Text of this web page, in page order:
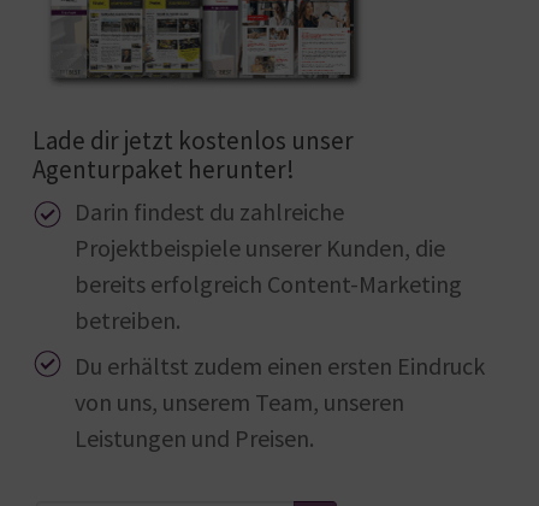
Lade dir jetzt kostenlos unser
Agenturpaket herunter!
Darin findest du zahlreiche
Projektbeispiele unserer Kunden, die
bereits erfolgreich Content-Marketing
betreiben.
Du erhältst zudem einen ersten Eindruck
von uns, unserem Team, unseren
Leistungen und Preisen.